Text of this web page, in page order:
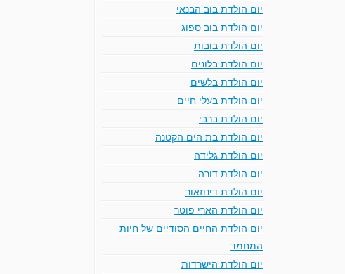
יום הולדת בוב הבנאי
יום הולדת בוב ספוג
יום הולדת בובות
יום הולדת בלונים
יום הולדת בלשים
יום הולדת בעלי חיים
יום הולדת ברבי
יום הולדת בת הים הקטנה
יום הולדת גלידה
יום הולדת דורה
יום הולדת דינוזאור
יום הולדת הארי פוטר
יום הולדת החיים הסודיים של חיות
המחמד
יום הולדת הישרדות